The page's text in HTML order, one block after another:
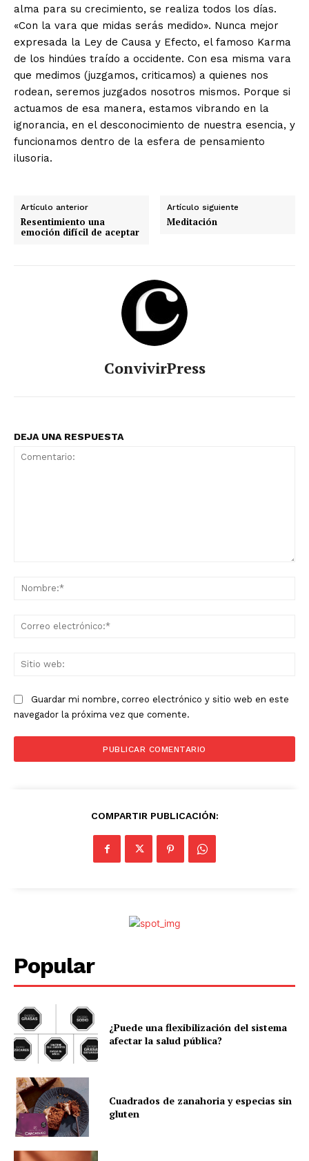
alma para su crecimiento, se realiza todos los días.
«Con la vara que midas serás medido». Nunca mejor
expresada la Ley de Causa y Efecto, el famoso Karma
de los hindúes traído a occidente. Con esa misma vara
que medimos (juzgamos, criticamos) a quienes nos
rodean, seremos juzgados nosotros mismos. Porque si
actuamos de esa manera, estamos vibrando en la
ignorancia, en el desconocimiento de nuestra esencia, y
funcionamos dentro de la esfera de pensamiento
ilusoria.
Artículo anterior
Resentimiento una
emoción difícil de aceptar
Artículo siguiente
Meditación
ConvivirPress
DEJA UNA RESPUESTA
Guardar mi nombre, correo electrónico y sitio web en este
navegador la próxima vez que comente.
COMPARTIR PUBLICACIÓN:
Popular
¿Puede una flexibilización del sistema
afectar la salud pública?
Cuadrados de zanahoria y especias sin
gluten